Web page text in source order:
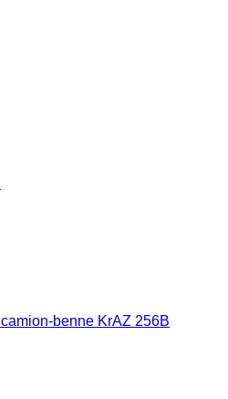
camion-benne KrAZ 256B